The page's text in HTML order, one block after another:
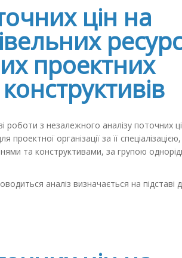
цін на
проектних
роботи з незалежного аналізу поточних
проектної організації за її
та конструктивами, за групою
аналіз визначається на підставі